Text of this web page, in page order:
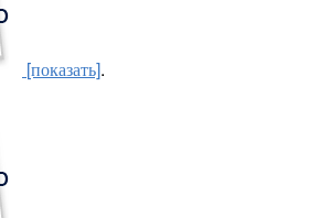
[показать].